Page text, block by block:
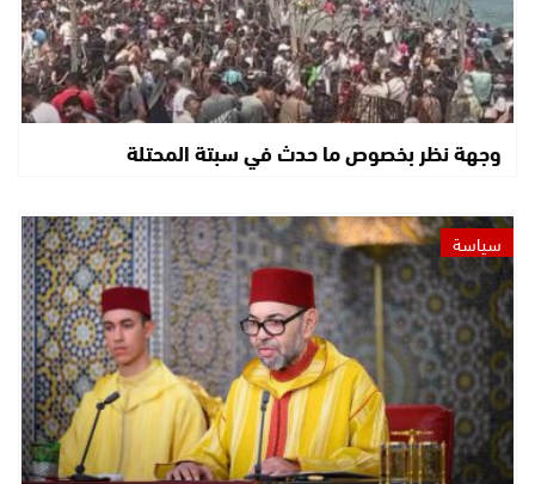
وجهة نظر بخصوص ما حدث في سبتة المحتلة
سياسة